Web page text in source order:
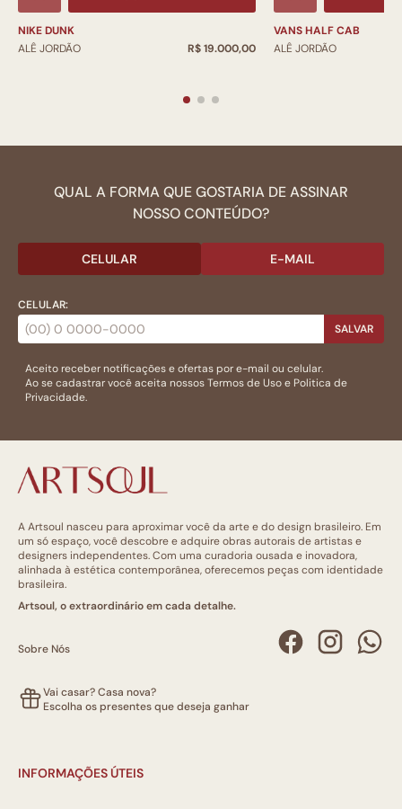
NIKE DUNK
ALÊ JORDÃO
R$ 19.000,00
VANS HALF CAB
ALÊ JORDÃO
QUAL A FORMA QUE GOSTARIA DE ASSINAR
NOSSO CONTEÚDO?
CELULAR E-MAIL
CELULAR:
SALVAR
Aceito receber notificações e ofertas por e-mail ou celular.
Ao se cadastrar você aceita nossosTermos de Usoe Politica de
Privacidade.
A Artsoul nasceu para aproximar você da arte e do design brasileiro. Em
um só espaço, você descobre e adquire obras autorais de artistas e
designers independentes. Com uma curadoria ousada e inovadora,
alinhada à estética contemporânea, oferecemos peças com identidade
brasileira.
Artsoul, o extraordinário em cada detalhe.
Sobre Nós
Vai casar? Casa nova?
Escolha os presentes que deseja ganhar
INFORMAÇÕES ÚTEIS